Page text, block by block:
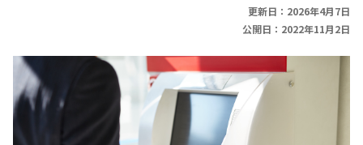
更新日：2026年4月7日
公開日：2022年11月2日